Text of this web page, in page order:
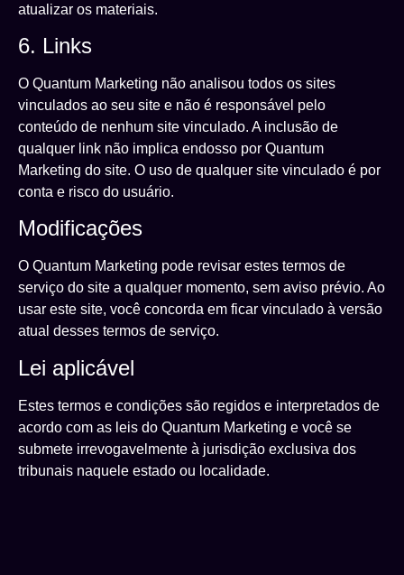
atualizar os materiais.
6. Links
O Quantum Marketing não analisou todos os sites
vinculados ao seu site e não é responsável pelo
conteúdo de nenhum site vinculado. A inclusão de
qualquer link não implica endosso por Quantum
Marketing do site. O uso de qualquer site vinculado é por
conta e risco do usuário.
Modificações
O Quantum Marketing pode revisar estes termos de
serviço do site a qualquer momento, sem aviso prévio. Ao
usar este site, você concorda em ficar vinculado à versão
atual desses termos de serviço.
Lei aplicável
Estes termos e condições são regidos e interpretados de
acordo com as leis do Quantum Marketing e você se
submete irrevogavelmente à jurisdição exclusiva dos
tribunais naquele estado ou localidade.